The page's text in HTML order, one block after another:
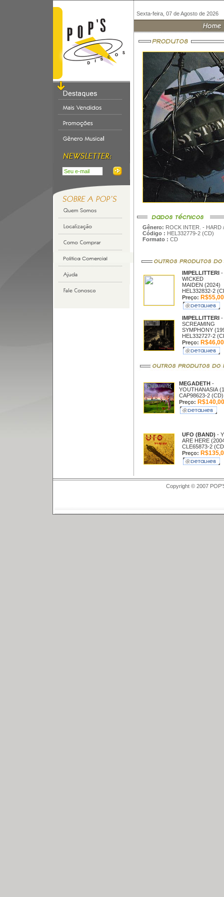
Sexta-feira, 07 de Agosto de 2026
Gênero: ROCK INTER. - HARD
Código : HEL332779-2 (CD)
Formato : CD
IMPELLITTERI -
WICKED
MAIDEN (2024)
HEL332832-2
Preço: R$55,00
IMPELLITTERI -
SCREAMING
SYMPHONY
HEL332727-2
Preço: R$46,00
MEGADETH -
YOUTHANASIA
CAP98623-2 (CD)
Preço: R$140,00
UFO (BAND) -
ARE HERE
CLE65873-2
Preço:
Copyright © 2007